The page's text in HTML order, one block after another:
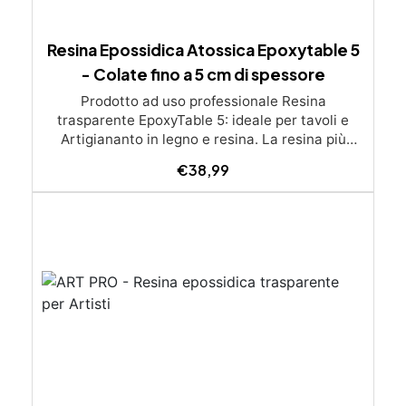
Resina Epossidica Atossica Epoxytable 5
- Colate fino a 5 cm di spessore
Prodotto ad uso professionale Resina
trasparente EpoxyTable 5: ideale per tavoli e
Artigiananto in legno e resina. La resina più
perfetta per colate di alto spessore fino a 5 cm.
Applicazioni Principali: Realizzazione di tavoli in
spessore dentro stampi e cassaforme
Caratteristiche principali: ✅ Bassissima
€38,99